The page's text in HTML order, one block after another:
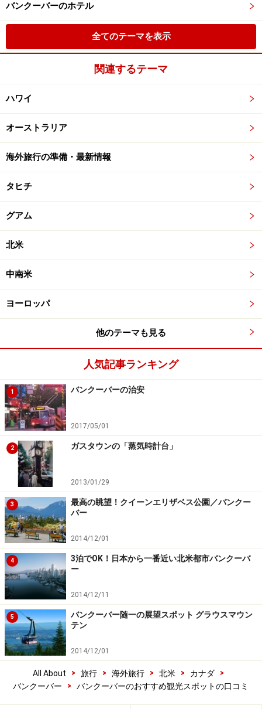
バンクーバーのホテル
全てのテーマを表示
関連するテーマ
ハワイ
オーストラリア
海外旅行の準備・最新情報
タヒチ
グアム
北米
中南米
ヨーロッパ
他のテーマも見る
人気記事ランキング
1 バンクーバーの治安
2017/05/01
2 ガスタウンの「蒸気時計台」
2013/01/29
3
最高の眺望！クイーンエリザベス公園／バンクー
バー
2014/12/01
4
3泊でOK！日本から一番近い北米都市バンクーバ
ー
2014/12/11
5
バンクーバー随一の展望スポット グラウスマウン
テン
2014/12/01
All About > 旅行 > 海外旅行 > 北米 > カナダ
>
バンクーバー
> バンクーバーのおすすめ観光スポットの口コミ